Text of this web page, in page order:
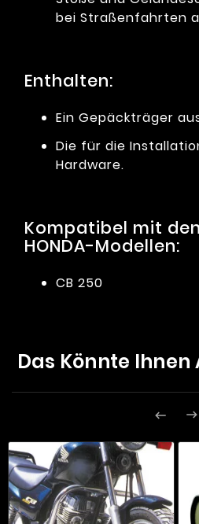
bei Straßenfahrten
Enthalten:
Ein Gepäckträger
Die für die
Hardware.
Kompatibel mit
HONDA-Modellen:
CB 250
Das Könnte
 